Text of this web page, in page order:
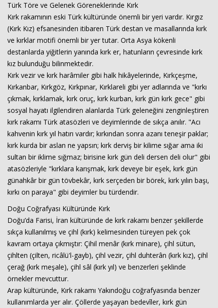
Türk Töre ve Gelenek Göreneklerinde Kırk
Kırk rakamının eski Türk kültüründe önemli bir yeri vardır. Kırgız
(Kırk Kız) efsanesinden itibaren Türk destan ve masallarında kırk
ve kırklar motifi önemli bir yer tutar. Orta Asya kökenli
destanlarda yiğitlerin yanında kırk er, hatunların çevresinde kırk
kız bulunduğu bilinmektedir.
Kırk vezir ve kırk harâmiler gibi halk hikâyelerinde, Kırkçeşme,
Kırkanbar, Kırkgöz, Kırkpınar, Kırklareli gibi yer adlarında ve "kırkı
çıkmak, kırklamak, kırk oruç, kırk kurban, kırk gün kırk gece" gibi
sosyal hayatı ilgilendiren alanlarda Türk geleneğini zenginleştiren
kırk rakamı Türk atasözleri ve deyimlerinde de sıkça anılır. "Acı
kahvenin kırk yıl hatırı vardır; kırkından sonra azanı teneşir paklar;
kırk kurda bir aslan ne yapsın; kırk derviş bir kilime sığar ama iki
sultan bir iklime sığmaz; birisine kırk gün deli dersen deli olur" gibi
atasözleriyle "kırklara karışmak, kırk deveye bir eşek, kırk gün
günahkâr bir gün tövbekâr, kırk serçeden bir börek, kırk yılın başı,
kırkı on paraya" gibi deyimler bu türdendir.
Doğu Coğrafyası Kültüründe Kırk
Doğu’da Farisi, İran kültüründe de kırk rakamı benzer şekillerde
sıkça kullanılmış ve çihl (kırk) kelimesinden türeyen pek çok
kavram ortaya çıkmıştır: Çihil menâr (kırk minare), çihl sütun,
çihlten (çilten, ricâlü'l-gayb), çihl vezir, çihl duhterân (kırk kız), çihl
çerağ (kırk meşale), çihl sâl (kırk yıl) ve benzerleri şeklinde
örnekler mevcuttur.
Arap kültüründe, Kırk rakamı Yakındoğu coğrafyasında benzer
kullanımlarda yer alır. Çöllerde yaşayan bedevîler, kırk gün